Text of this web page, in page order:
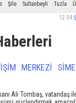
Şile Sultanbeyli Tuzla
Şile
MERKEZİ
Ali Tombaş, vatandaş